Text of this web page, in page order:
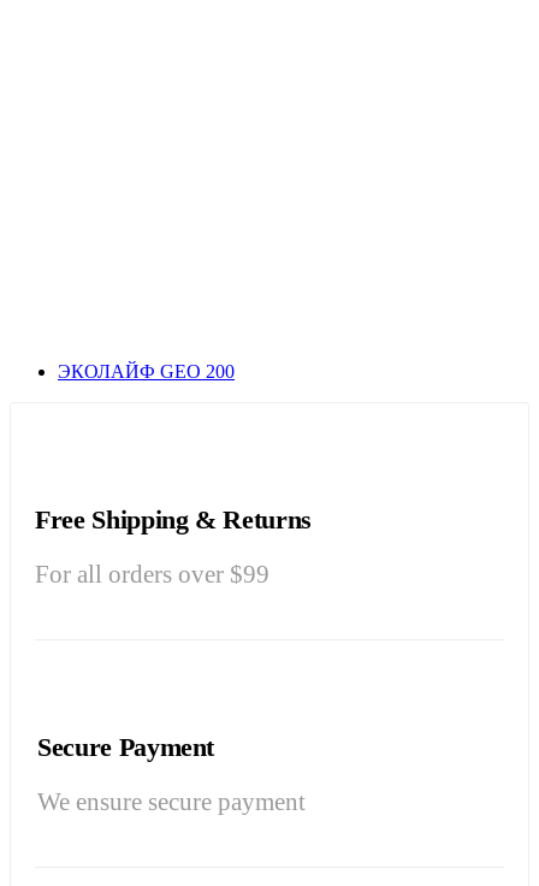
ЭКОЛАЙФ GEO 200
Free Shipping & Returns
For all orders over $99
Secure Payment
We ensure secure payment